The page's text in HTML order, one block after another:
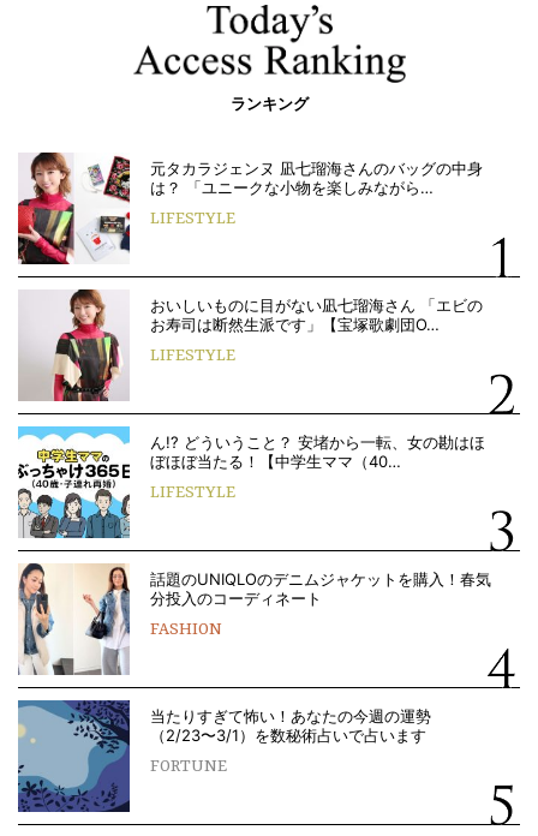
ランキング
元タカラジェンヌ 凪七瑠海さんのバッグの中身
は？ 「ユニークな小物を楽しみながら…
LIFESTYLE
おいしいものに目がない凪七瑠海さん 「エビの
お寿司は断然生派です」【宝塚歌劇団O…
LIFESTYLE
ん!? どういうこと？ 安堵から一転、女の勘はほ
ぼほぼ当たる！【中学生ママ（40…
LIFESTYLE
話題のUNIQLOのデニムジャケットを購入！春気
分投入のコーディネート
FASHION
当たりすぎて怖い！あなたの今週の運勢
（2/23〜3/1）を数秘術占いで占います
FORTUNE